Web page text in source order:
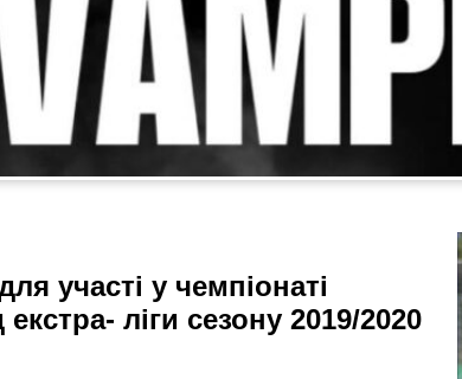
участі у чемпіонаті
ліги сезону 2019/2020